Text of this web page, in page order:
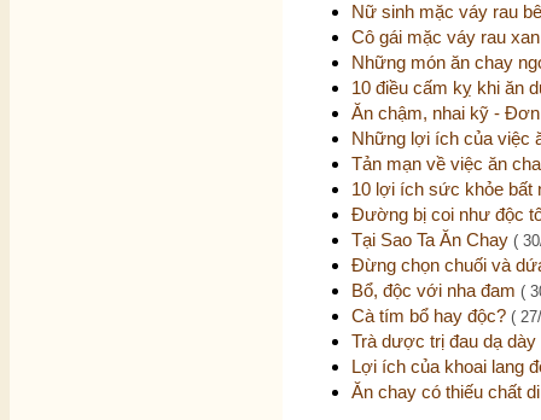
Nữ sinh mặc váy rau
Cô gái mặc váy rau
Những món ăn chay
10 điều cấm kỵ khi ăn
Ăn chậm, nhai kỹ -
Những lợi ích của việc
Tản mạn về việc ăn
10 lợi ích sức khỏe bất
Đường bị coi như độc
Tại Sao Ta Ăn Chay (
Đừng chọn chuối và
Bổ, độc với nha đam (
Cà tím bổ hay độc? (
Trà dược trị đau dạ dày
Lợi ích của khoai lang
Ăn chay có thiếu chất